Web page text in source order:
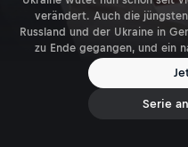
verändert. Auch die
Russland und der Ukraine in
zu Ende gegangen, und ein
entfernt denn je. Woran
Und warum gelingt nicht
Serie